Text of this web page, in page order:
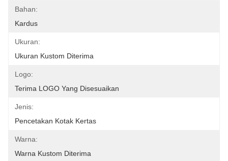
Bahan:
Kardus
Ukuran:
Ukuran Kustom Diterima
Logo:
Terima LOGO Yang Disesuaikan
Jenis:
Pencetakan Kotak Kertas
Warna:
Warna Kustom Diterima